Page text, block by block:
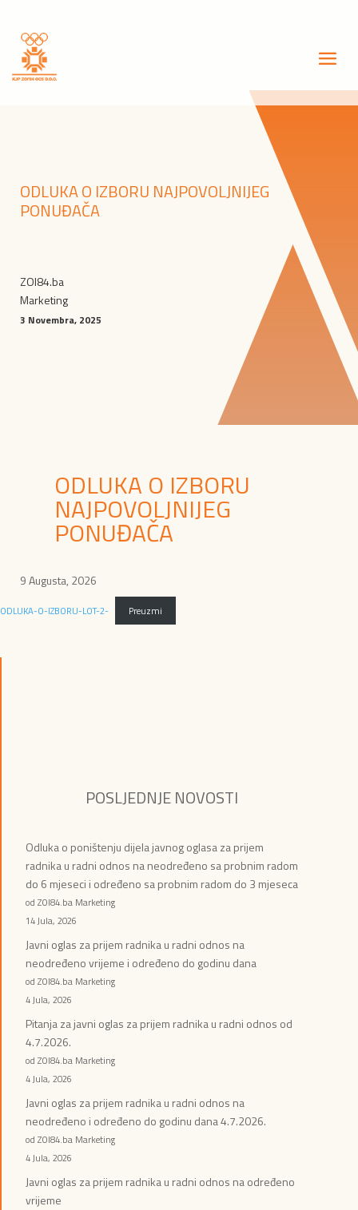
ODLUKA O IZBORU NAJPOVOLJNIJEG
PONUĐAČA
ZOI84.ba
Marketing
3 Novembra, 2025
ODLUKA O IZBORU
NAJPOVOLJNIJEG
PONUĐAČA
9 Augusta, 2026
ODLUKA-O-IZBORU-LOT-2- Preuzmi
POSLJEDNJE NOVOSTI
Odluka o poništenju dijela javnog oglasa za prijem
radnika u radni odnos na neodređeno sa probnim radom
do 6 mjeseci i određeno sa probnim radom do 3 mjeseca
od ZOI84.ba Marketing
14 Jula, 2026
Javni oglas za prijem radnika u radni odnos na
neodređeno vrijeme i određeno do godinu dana
od ZOI84.ba Marketing
4 Jula, 2026
Pitanja za javni oglas za prijem radnika u radni odnos od
4.7.2026.
od ZOI84.ba Marketing
4 Jula, 2026
Javni oglas za prijem radnika u radni odnos na
neodređeno i određeno do godinu dana 4.7.2026.
od ZOI84.ba Marketing
4 Jula, 2026
Javni oglas za prijem radnika u radni odnos na određeno
vrijeme